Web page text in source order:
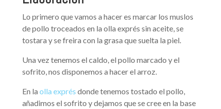
Lo primero que vamos a hacer es marcar los muslos
de pollo troceados en la olla exprés sin aceite, se
tostara y se freira con la grasa que suelta la piel.
Una vez tenemos el caldo, el pollo marcado y el
sofrito, nos disponemos a hacer el arroz.
En la olla exprés donde tenemos tostado el pollo,
añadimos el sofrito y dejamos que se cree en la base